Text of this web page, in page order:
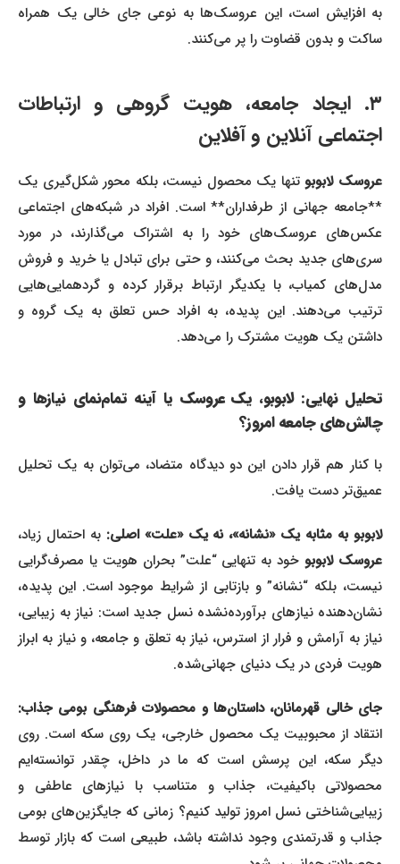
به افزایش است، این عروسک‌ها به نوعی جای خالی یک همراه
ساکت و بدون قضاوت را پر می‌کنند.
۳. ایجاد جامعه، هویت گروهی و ارتباطات
اجتماعی آنلاین و آفلاین
عروسک لابوبوتنها یک محصول نیست، بلکه محور شکل‌گیری یک
**جامعه جهانی از طرفداران** است. افراد در شبکه‌های اجتماعی
عکس‌های عروسک‌های خود را به اشتراک می‌گذارند، در مورد
سری‌های جدید بحث می‌کنند، و حتی برای تبادل یا خرید و فروش
مدل‌های کمیاب، با یکدیگر ارتباط برقرار کرده و گردهمایی‌هایی
ترتیب می‌دهند. این پدیده، به افراد حس تعلق به یک گروه و
داشتن یک هویت مشترک را می‌دهد.
تحلیل نهایی: لابوبو، یک عروسک یا آینه تمام‌نمای نیازها و
چالش‌های جامعه امروز؟
با کنار هم قرار دادن این دو دیدگاه متضاد، می‌توان به یک تحلیل
عمیق‌تر دست یافت.
لابوبو به مثابه یک «نشانه»، نه یک «علت» اصلی:به احتمال زیاد،
عروسک لابوبوخود به تنهایی “علت” بحران هویت یا مصرف‌گرایی
نیست، بلکه “نشانه” و بازتابی از شرایط موجود است. این پدیده،
نشان‌دهنده نیازهای برآورده‌نشده نسل جدید است: نیاز به زیبایی،
نیاز به آرامش و فرار از استرس، نیاز به تعلق و جامعه، و نیاز به ابراز
هویت فردی در یک دنیای جهانی‌شده.
جای خالی قهرمانان، داستان‌ها و محصولات فرهنگی بومی جذاب:
انتقاد از محبوبیت یک محصول خارجی، یک روی سکه است. روی
دیگر سکه، این پرسش است که ما در داخل، چقدر توانسته‌ایم
محصولاتی باکیفیت، جذاب و متناسب با نیازهای عاطفی و
زیبایی‌شناختی نسل امروز تولید کنیم؟ زمانی که جایگزین‌های بومی
جذاب و قدرتمندی وجود نداشته باشد، طبیعی است که بازار توسط